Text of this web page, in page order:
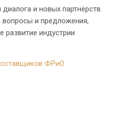
и новых партнёрств.
и предложения,
развитие индустрии
ФРиО